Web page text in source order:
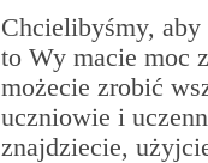
Chcielibyśmy, aby
to Wy macie moc
możecie zrobić
uczniowie i
znajdziecie,